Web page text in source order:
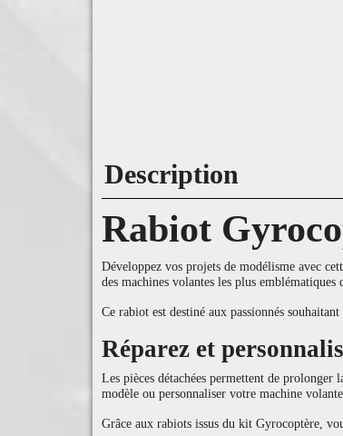
Description
Rabiot
Développez vos projets de modélisme avec
des machines volantes les plus
Ce rabiot est destiné aux passionnés
Réparez et
Les pièces détachées permettent de
modèle ou personnaliser votre machine
Grâce aux rabiots issus du kit Gyrocoptère,